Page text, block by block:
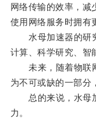
网络传输的效率，减
使用网络服务时拥有
水母加速器的研究
计算、科学研究、智
未来，随着物联网
为不可或缺的一部分
总的来说，水母加
力。